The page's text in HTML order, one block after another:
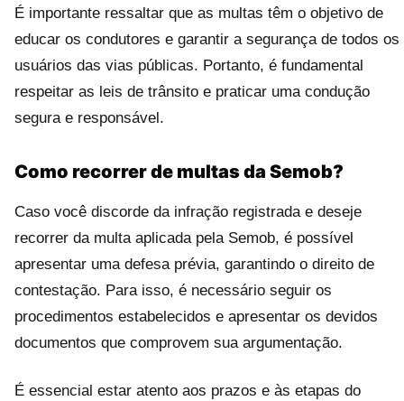
É importante ressaltar que as multas têm o objetivo de
educar os condutores e garantir a segurança de todos os
usuários das vias públicas. Portanto, é fundamental
respeitar as leis de trânsito e praticar uma condução
segura e responsável.
Como recorrer de multas da Semob?
Caso você discorde da infração registrada e deseje
recorrer da multa aplicada pela Semob, é possível
apresentar uma defesa prévia, garantindo o direito de
contestação. Para isso, é necessário seguir os
procedimentos estabelecidos e apresentar os devidos
documentos que comprovem sua argumentação.
É essencial estar atento aos prazos e às etapas do